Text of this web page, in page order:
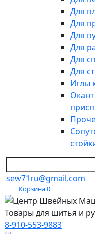
Для
Для
Для
Для
Для
Для
Иглы
sew71ru@gmail.com
Корзина0
Товары для шитья и
8-910-553-9883